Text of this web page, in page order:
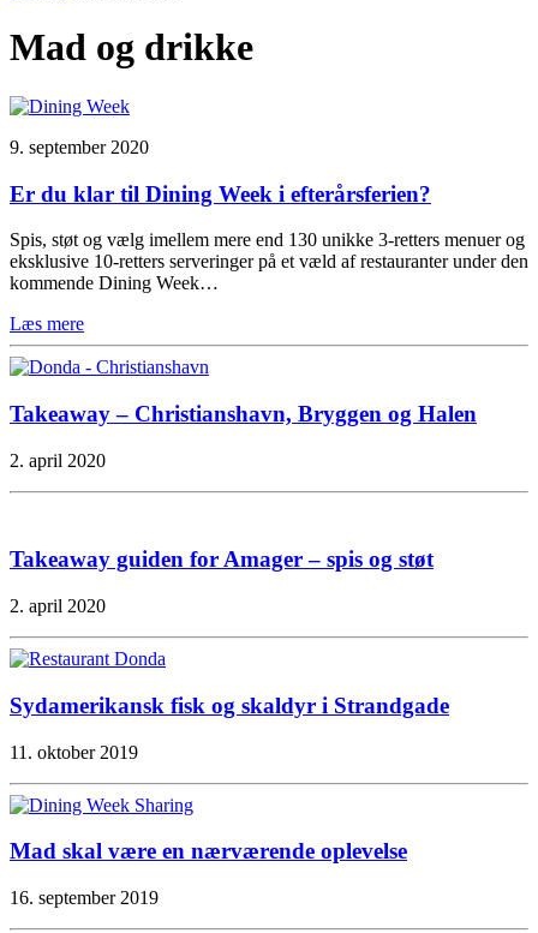
Mad og drikke
9. september 2020
Er du klar til Dining Week i efterårsferien?
Spis, støt og vælg imellem mere end 130 unikke 3-retters menuer og
eksklusive 10-retters serveringer på et væld af restauranter under den
kommende Dining Week…
Læs mere
Takeaway – Christianshavn, Bryggen og Halen
2. april 2020
Takeaway guiden for Amager – spis og støt
2. april 2020
Sydamerikansk fisk og skaldyr i Strandgade
11. oktober 2019
Mad skal være en nærværende oplevelse
16. september 2019